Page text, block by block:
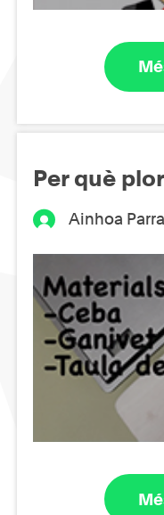
Per què
Ainhoa